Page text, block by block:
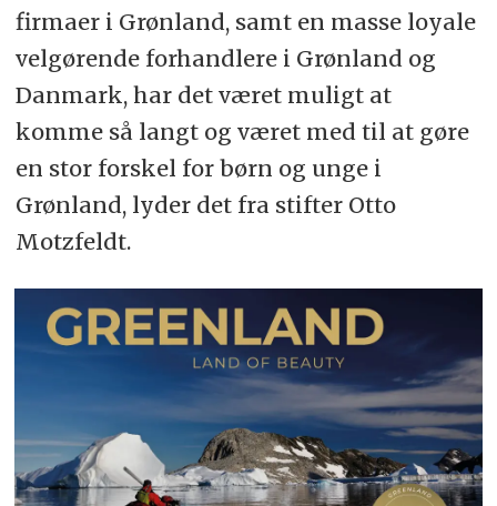
firmaer i Grønland, samt en masse loyale
velgørende forhandlere i Grønland og
Danmark, har det været muligt at
komme så langt og været med til at gøre
en stor forskel for børn og unge i
Grønland, lyder det fra stifter Otto
Motzfeldt.